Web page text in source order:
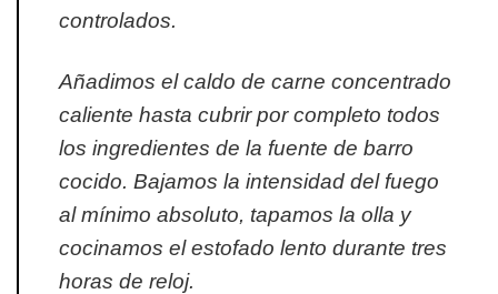
controlados.
Añadimos el caldo de carne concentrado
caliente hasta cubrir por completo todos
los ingredientes de la fuente de barro
cocido. Bajamos la intensidad del fuego
al mínimo absoluto, tapamos la olla y
cocinamos el estofado lento durante tres
horas de reloj.